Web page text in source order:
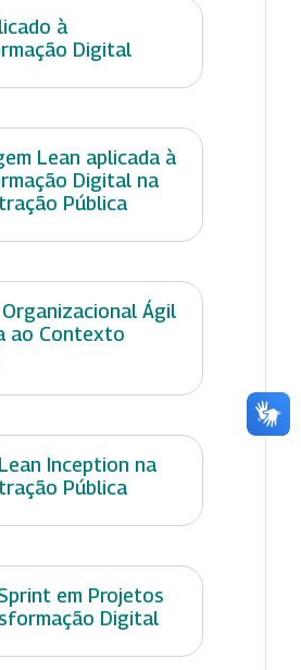
à
Digital
Lean aplicada à
Digital na
Pública
Ágil
ao Contexto
Inception na
Pública
em Projetos
Digital